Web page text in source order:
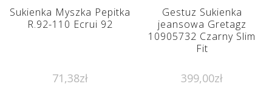
Sukienka Myszka Pepitka
R.92-110 Ecrui 92
71,38zł
Gestuz Sukienka
jeansowa Gretagz
10905732 Czarny Slim
Fit
399,00zł